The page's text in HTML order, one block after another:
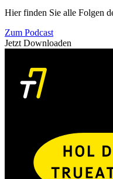
Hier finden Sie alle Folgen
Zum Podcast
Jetzt Downloaden